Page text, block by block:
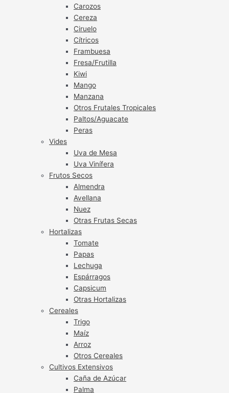
Carozos
Cereza
Ciruelo
Cítricos
Frambuesa
Fresa/Frutilla
Kiwi
Mango
Manzana
Otros Frutales Tropicales
Paltos/Aguacate
Peras
Vides
Uva de Mesa
Uva Vinífera
Frutos Secos
Almendra
Avellana
Nuez
Otras Frutas Secas
Hortalizas
Tomate
Papas
Lechuga
Espárragos
Capsicum
Otras Hortalizas
Cereales
Trigo
Maíz
Arroz
Otros Cereales
Cultivos Extensivos
Caña de Azúcar
Palma